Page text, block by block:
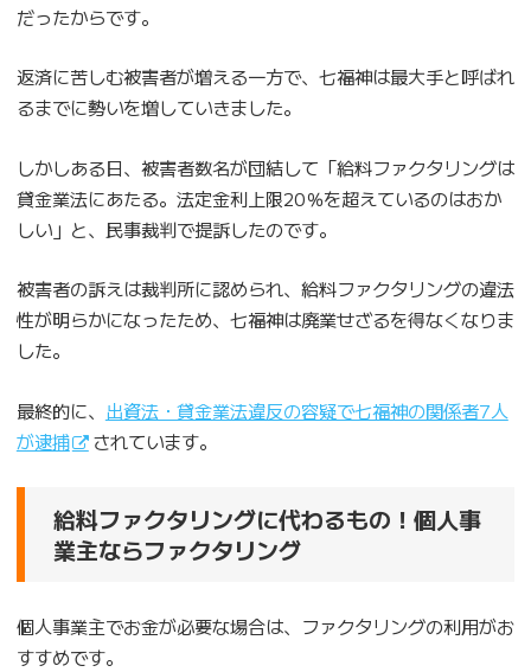
だったからです。
返済に苦しむ被害者が増える一方で、七福神は最大手と呼ばれ
るまでに勢いを増していきました。
しかしある日、被害者数名が団結して「給料ファクタリングは
貸金業法にあたる。法定金利上限20％を超えているのはおか
しい」と、民事裁判で提訴したのです。
被害者の訴えは裁判所に認められ、給料ファクタリングの違法
性が明らかになったため、七福神は廃業せざるを得なくなりま
した。
最終的に、 出資法・貸金業法違反の容疑で七福神の関係者7人
が逮捕
されています。
給料ファクタリングに代わるもの！個人事
業主ならファクタリング
個人事業主でお金が必要な場合は、ファクタリングの利用がお
すすめです。